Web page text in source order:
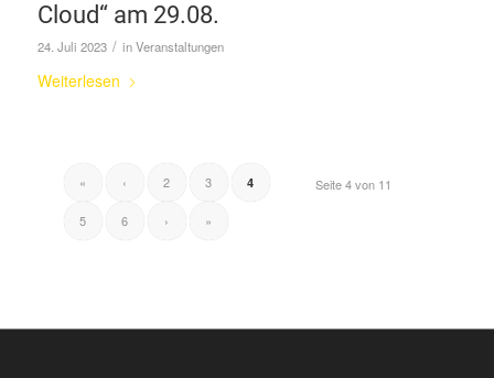
Cloud“ am 29.08.
24. Juli 2023 / inVeranstaltungen
Weiterlesen
Seite 4 von 11
« ‹ 2 3 4
5 6 › »